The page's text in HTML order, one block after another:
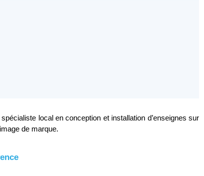
local en conception et installation d’enseignes sur
de marque.